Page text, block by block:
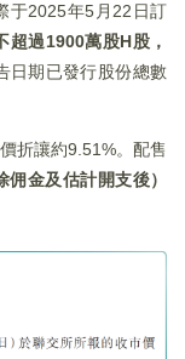
于2025年5月22日訂
超過1900萬股H股，
日期已發行股份總數
折讓約9.51%。配售
佣金及估計開支後）